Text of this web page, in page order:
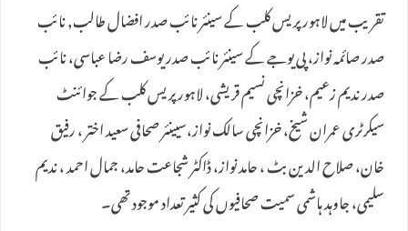
تقریب میں لاہور پریس کلب کے سینئر نائب صدر افضال طالب, نائب
صدر صائمہ نواز، پی یوجے کے سینئر نائب صدر یوسف رضا عباسی، نائب
صدر ندیم زعیم، خزانچی نسیم قریشی، لاہور پریس کلب کے جوائنٹ
سیکرٹری عمران شیخ، خزانچی سالک نواز،سیینئر صحافی سعید اختر ، رفیق
خان، صلاح الدین بٹ ، حامد نواز، ڈاکٹر شجاعت حامد، جمال احمد ، ندیم
سلیمی، جاوہد ہاشمی سمیت صحافیوں کی کثیر تعداد موجود تھی۔